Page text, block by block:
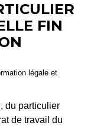
FIN
légale et
du particulier
de travail du